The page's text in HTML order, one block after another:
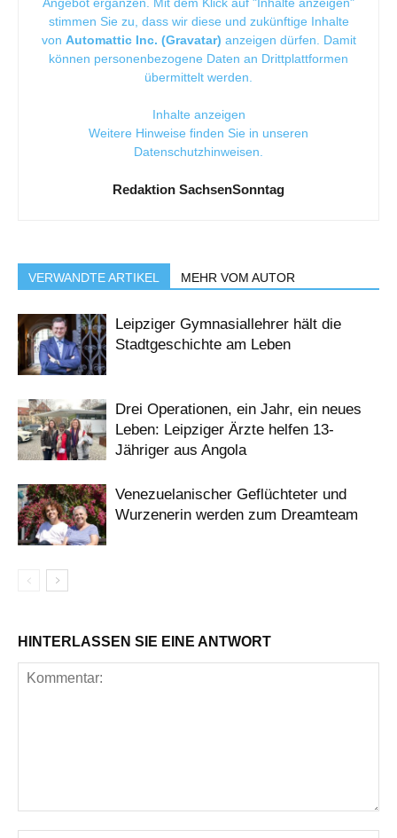
stimmen Sie zu, dass wir diese und zukünftige Inhalte
von Automattic Inc. (Gravatar) anzeigen dürfen. Damit
können personenbezogene Daten an Drittplattformen
übermittelt werden.
Inhalte anzeigen
Weitere Hinweise finden Sie in unseren
Datenschutzhinweisen
Redaktion SachsenSonntag
VERWANDTE ARTIKEL MEHR VOM AUTOR
Leipziger Gymnasiallehrer hält die
Stadtgeschichte am Leben
Drei Operationen, ein Jahr, ein neues
Leben: Leipziger Ärzte helfen 13-
Jähriger aus Angola
Venezuelanischer Geflüchteter und
Wurzenerin werden zum Dreamteam
HINTERLASSEN SIE EINE ANTWORT